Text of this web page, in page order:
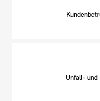
Unfall- und